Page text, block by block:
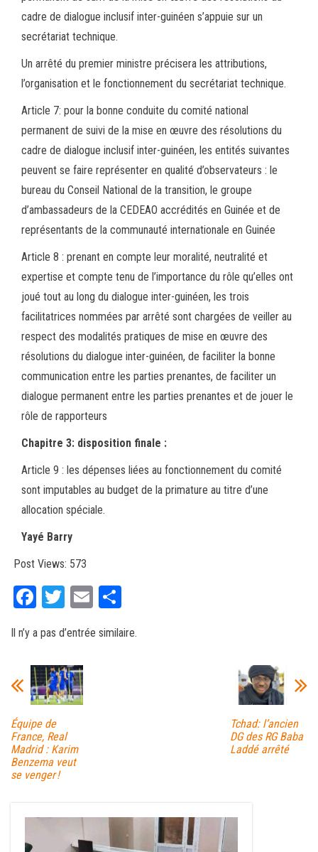
cadre de dialogue inclusif inter-guinéen s’appuie sur un
secrétariat technique.
Un arrêté du premier ministre précisera les attributions,
l’organisation et le fonctionnement du secrétariat technique.
Article 7: pour la bonne conduite du comité national
permanent de suivi de la mise en œuvre des résolutions du
cadre de dialogue inclusif inter-guinéen, les entités suivantes
peuvent se faire représenter en qualité d’observateurs : le
bureau du Conseil National de la transition, le groupe
d’ambassadeurs de la CEDEAO accrédités en Guinée et de
représentants de la communauté internationale en Guinée
Article 8 : prenant en compte leur moralité, neutralité et
expertise et compte tenu de l’importance du rôle qu’elles ont
joué tout au long du dialogue inter-guinéen, les trois
facilitatrices nommées par arrêté sont chargées de veiller au
respect des modalités pratiques de mise en œuvre des
résolutions du dialogue inter-guinéen, de faciliter la bonne
communication entre les parties prenantes, de faciliter un
dialogue permanent entre les parties prenantes et de jouer le
rôle de rapporteurs
Chapitre 3: disposition finale :
Article 9 : les dépenses liées au fonctionnement du comité
sont imputables au budget de la primature au titre d’une
allocation spéciale.
Yayé Barry
Post Views: 573
Fa
bo
ok
T
tt
er
E
ail ag
Il n’y a pas d’entrée similaire.
Équipe de
France, Real
Madrid : Karim
Benzema veut
se venger !
Tchad: l’ancien
DG des RG Baba
Laddé arrêté